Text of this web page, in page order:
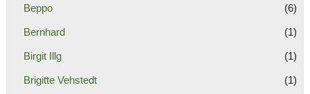
Beppo (6)
Bernhard (1)
Birgit Illg (1)
Brigitte Vehstedt (1)